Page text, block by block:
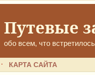
Путевые
обо всем, что
КАРТА САЙТА